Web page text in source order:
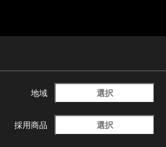
地域 選択
採用商品 選択